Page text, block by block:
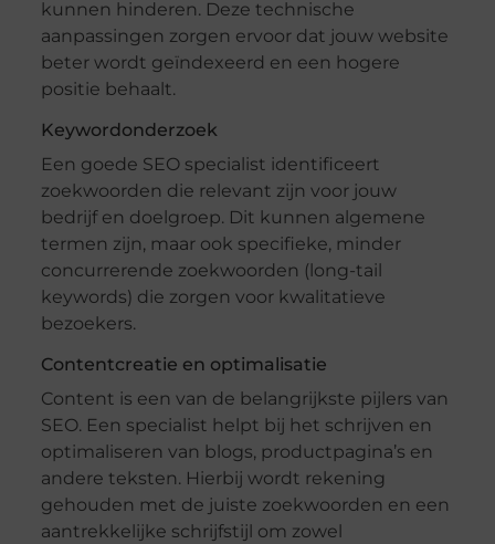
kunnen hinderen. Deze technische
aanpassingen zorgen ervoor dat jouw website
beter wordt geïndexeerd en een hogere
positie behaalt.
Keywordonderzoek
Een goede SEO specialist identificeert
zoekwoorden die relevant zijn voor jouw
bedrijf en doelgroep. Dit kunnen algemene
termen zijn, maar ook specifieke, minder
concurrerende zoekwoorden (long-tail
keywords) die zorgen voor kwalitatieve
bezoekers.
Contentcreatie en optimalisatie
Content is een van de belangrijkste pijlers van
SEO. Een specialist helpt bij het schrijven en
optimaliseren van blogs, productpagina’s en
andere teksten. Hierbij wordt rekening
gehouden met de juiste zoekwoorden en een
aantrekkelijke schrijfstijl om zowel